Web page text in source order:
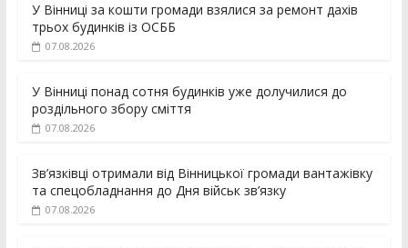
У Вінниці за кошти громади взялися за ремонт дахів
трьох будинків із ОСББ
07.08.2026
У Вінниці понад сотня будинків уже долучилися до
роздільного збору сміття
07.08.2026
Зв’язківці отримали від Вінницької громади вантажівку
та спецобладнання до Дня військ зв’язку
07.08.2026